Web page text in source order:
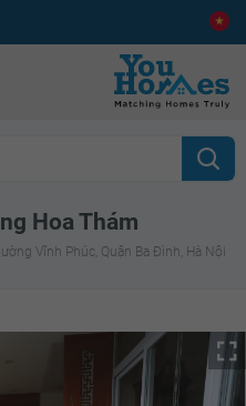
Hoa Thám
Vĩnh Phúc, Quận Ba Đình, Hà Nội